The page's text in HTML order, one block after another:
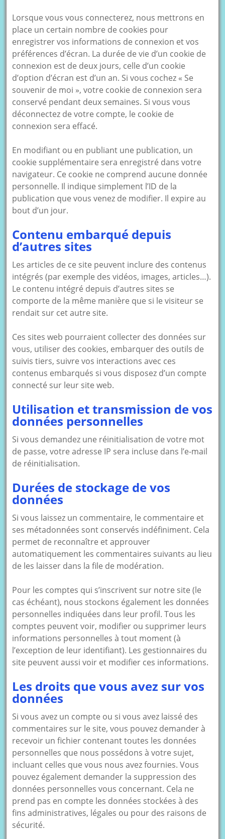
Lorsque vous vous connecterez, nous mettrons en
place un certain nombre de cookies pour
enregistrer vos informations de connexion et vos
préférences d’écran. La durée de vie d’un cookie de
connexion est de deux jours, celle d’un cookie
d’option d’écran est d’un an. Si vous cochez « Se
souvenir de moi », votre cookie de connexion sera
conservé pendant deux semaines. Si vous vous
déconnectez de votre compte, le cookie de
connexion sera effacé.
En modifiant ou en publiant une publication, un
cookie supplémentaire sera enregistré dans votre
navigateur. Ce cookie ne comprend aucune donnée
personnelle. Il indique simplement l’ID de la
publication que vous venez de modifier. Il expire au
bout d’un jour.
Contenu embarqué depuis
d’autres sites
Les articles de ce site peuvent inclure des contenus
intégrés (par exemple des vidéos, images, articles…).
Le contenu intégré depuis d’autres sites se
comporte de la même manière que si le visiteur se
rendait sur cet autre site.
Ces sites web pourraient collecter des données sur
vous, utiliser des cookies, embarquer des outils de
suivis tiers, suivre vos interactions avec ces
contenus embarqués si vous disposez d’un compte
connecté sur leur site web.
Utilisation et transmission de vos
données personnelles
Si vous demandez une réinitialisation de votre mot
de passe, votre adresse IP sera incluse dans l’e-mail
de réinitialisation.
Durées de stockage de vos
données
Si vous laissez un commentaire, le commentaire et
ses métadonnées sont conservés indéfiniment. Cela
permet de reconnaître et approuver
automatiquement les commentaires suivants au lieu
de les laisser dans la file de modération.
Pour les comptes qui s’inscrivent sur notre site (le
cas échéant), nous stockons également les données
personnelles indiquées dans leur profil. Tous les
comptes peuvent voir, modifier ou supprimer leurs
informations personnelles à tout moment (à
l’exception de leur identifiant). Les gestionnaires du
site peuvent aussi voir et modifier ces informations.
Les droits que vous avez sur vos
données
Si vous avez un compte ou si vous avez laissé des
commentaires sur le site, vous pouvez demander à
recevoir un fichier contenant toutes les données
personnelles que nous possédons à votre sujet,
incluant celles que vous nous avez fournies. Vous
pouvez également demander la suppression des
données personnelles vous concernant. Cela ne
prend pas en compte les données stockées à des
fins administratives, légales ou pour des raisons de
sécurité.